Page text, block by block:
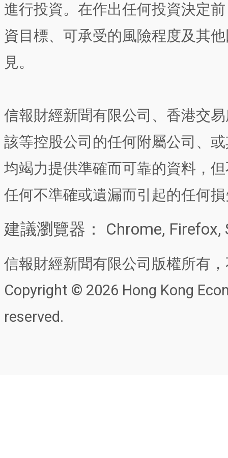
進行投資。在作出任何投資決定
資目標、可承受的風險程度及其
見。
信報財經新聞有限公司、香港交
該等控股公司的任何附屬公司、
均竭力提供準確而可靠的資料，
任何不準確或遺漏而引起的任何
建議瀏覽器： Chrome, Firefox,
信報財經新聞有限公司版權所有
Copyright © 2026 Hong Kong
reserved.